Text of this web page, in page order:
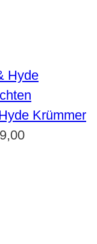
Krümmer